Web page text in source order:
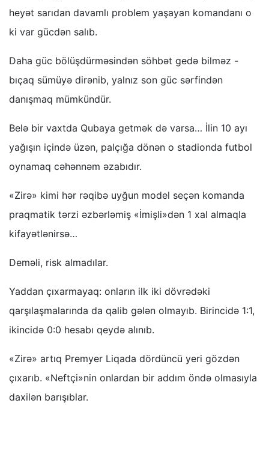
heyət sarıdan davamlı problem yaşayan komandanı o
ki var gücdən salıb.
Daha güc bölüşdürməsindən söhbət gedə bilməz -
bıçaq sümüyə dirənib, yalnız son güc sərfindən
danışmaq mümkündür.
Belə bir vaxtda Qubaya getmək də varsa… İlin 10 ayı
yağışın içində üzən, palçığa dönən o stadionda futbol
oynamaq cəhənnəm əzabıdır.
«Zirə» kimi hər rəqibə uyğun model seçən komanda
praqmatik tərzi əzbərləmiş «İmişli»dən 1 xal almaqla
kifayətlənirsə…
Deməli, risk almadılar.
Yaddan çıxarmayaq: onların ilk iki dövrədəki
qarşılaşmalarında da qalib gələn olmayıb. Birincidə 1:1,
ikincidə 0:0 hesabı qeydə alınıb.
«Zirə» artıq Premyer Liqada dördüncü yeri gözdən
çıxarıb. «Neftçi»nin onlardan bir addım öndə olmasıyla
daxilən barışıblar.